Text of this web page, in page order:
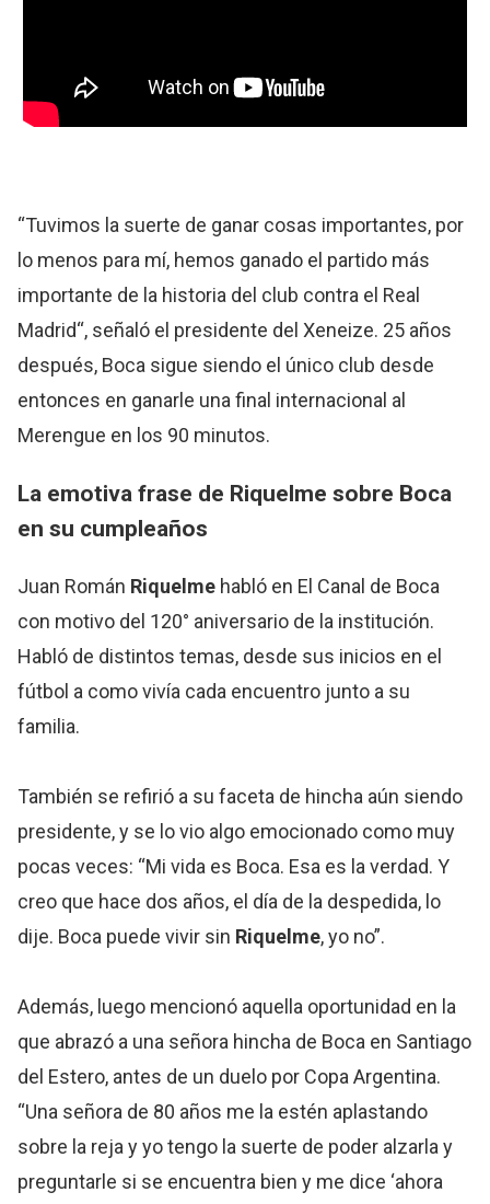
“Tuvimos la suerte de ganar cosas importantes, por
lo menos para mí, hemos ganado el partido más
importante de la historia del club contra el Real
Madrid“, señaló el presidente del Xeneize. 25 años
después, Boca sigue siendo el único club desde
entonces en ganarle una final internacional al
Merengue en los 90 minutos.
La emotiva frase de Riquelme sobre Boca
en su cumpleaños
Juan Román Riquelme habló en El Canal de Boca
con motivo del 120° aniversario de la institución.
Habló de distintos temas, desde sus inicios en el
fútbol a como vivía cada encuentro junto a su
familia.
También se refirió a su faceta de hincha aún siendo
presidente, y se lo vio algo emocionado como muy
pocas veces: “Mi vida es Boca. Esa es la verdad. Y
creo que hace dos años, el día de la despedida, lo
dije. Boca puede vivir sin Riquelme, yo no”.
Además, luego mencionó aquella oportunidad en la
que abrazó a una señora hincha de Boca en Santiago
del Estero, antes de un duelo por Copa Argentina.
“Una señora de 80 años me la estén aplastando
sobre la reja y yo tengo la suerte de poder alzarla y
preguntarle si se encuentra bien y me dice ‘ahora